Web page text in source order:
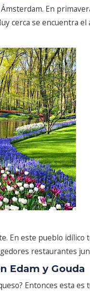
En
cerca se encuentra
En este pueblo
restaurantes
Edam y Gouda
Entonces esta